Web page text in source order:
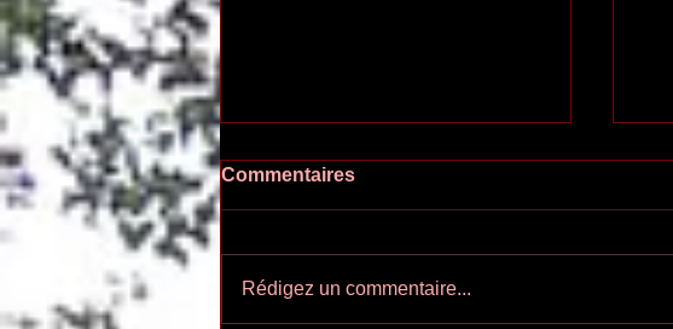
Ecoutez-voir n°55
Commentaires
Rédigez un commentaire...